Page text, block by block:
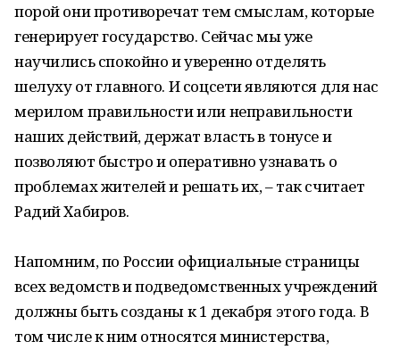
порой они противоречат тем смыслам, которые
генерирует государство. Сейчас мы уже
научились спокойно и уверенно отделять
шелуху от главного. И соцсети являются для нас
мерилом правильности или неправильности
наших действий, держат власть в тонусе и
позволяют быстро и оперативно узнавать о
проблемах жителей и решать их, – так считает
Радий Хабиров.
Напомним, по России официальные страницы
всех ведомств и подведомственных учреждений
должны быть созданы к 1 декабря этого года. В
том числе к ним относятся министерства,